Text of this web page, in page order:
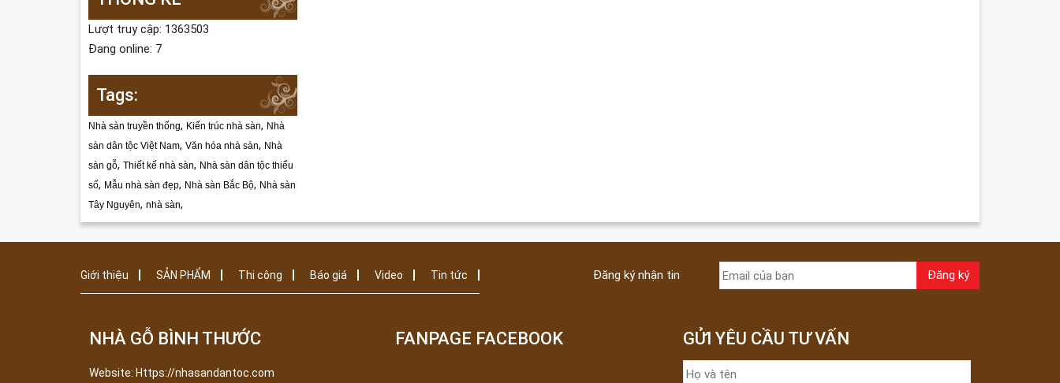
Lượt truy cập: 1363503
Đang online: 7
Tags:
Nhà sàn truyền thống, Kiến trúc nhà sàn, Nhà
sàn dân tộc Việt Nam, Văn hóa nhà sàn, Nhà
sàn gỗ, Thiết kế nhà sàn, Nhà sàn dân tộc thiểu
số, Mẫu nhà sàn đẹp, Nhà sàn Bắc Bộ, Nhà sàn
Tây Nguyên, nhà sàn,
Giới thiệu SẢN PHẨM Thi công Báo giá Video Tin tức Đăng ký nhận tin
NHÀ GỖ BÌNH THƯỚC
Website: Https://nhasandantoc.com
FANPAGE FACEBOOK GỬI YÊU CẦU TƯ VẤN